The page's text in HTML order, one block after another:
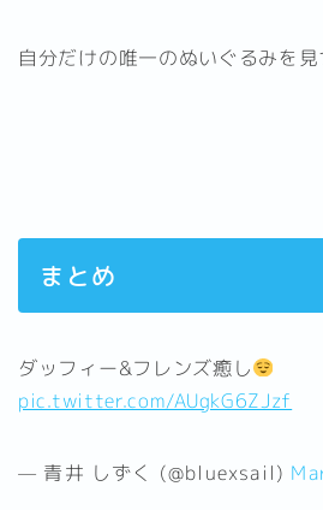
自分だけの唯一のぬいぐるみを見
まとめ
ダッフィー&フレンズ癒し
pic.twitter.com/AUgkG6ZJzf
— 青井 しずく (@bluexsail)